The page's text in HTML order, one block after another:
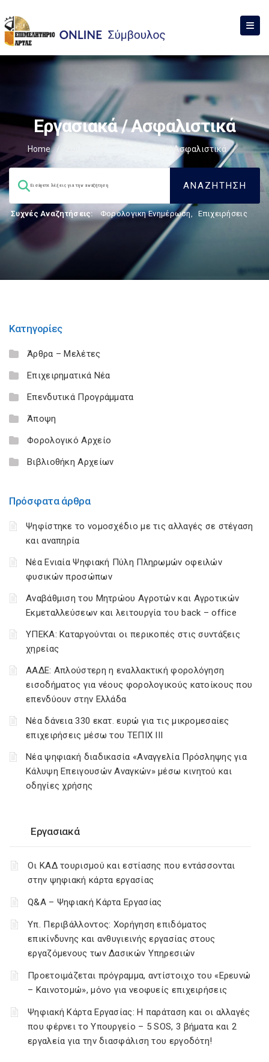
Εργασιακά / Ασφαλιστικά
Home / Εργασιακά / Ασφαλιστικά /
Συχνές Αναζητήσεις: Φορολογικη Ενημέρωση, Επιχειρήσεις
Κατηγορίες
Άρθρα – Μελέτες
Επιχειρηματικά Νέα
Επενδυτικά Προγράμματα
Άποψη
Φορολογικό Αρχείο
Βιβλιοθήκη Αρχείων
Πρόσφατα άρθρα
Ψηφίστηκε το νομοσχέδιο με τις αλλαγές σε στέγαση
και αναπηρία
Νέα Ενιαία Ψηφιακή Πύλη Πληρωμών οφειλών
φυσικών προσώπων
Αναβάθμιση του Μητρώου Αγροτών και Αγροτικών
Εκμεταλλεύσεων και λειτουργία του back – office
ΥΠΕΚΑ: Καταργούνται οι περικοπές στις συντάξεις
χηρείας
ΑΑΔΕ: Απλούστερη η εναλλακτική φορολόγηση
εισοδήματος για νέους φορολογικούς κατοίκους που
επενδύουν στην Ελλάδα
Νέα δάνεια 330 εκατ. ευρώ για τις μικρομεσαίες
επιχειρήσεις μέσω του ΤΕΠΙΧ ΙΙΙ
Νέα ψηφιακή διαδικασία «Αναγγελία Πρόσληψης για
Κάλυψη Επειγουσών Αναγκών» μέσω κινητού και
οδηγίες χρήσης
Εργασιακά
Οι ΚΑΔ τουρισμού και εστίασης που εντάσσονται
στην ψηφιακή κάρτα εργασίας
Q&A – Ψηφιακή Κάρτα Εργασίας
Υπ. Περιβάλλοντος: Χορήγηση επιδόματος
επικίνδυνης και ανθυγιεινής εργασίας στους
εργαζόμενους των Δασικών Υπηρεσιών
Προετοιμάζεται πρόγραμμα, αντίστοιχο του «Ερευνώ
– Καινοτομώ», μόνο για νεοφυείς επιχειρήσεις
Ψηφιακή Κάρτα Εργασίας: Η παράταση και οι αλλαγές
που φέρνει το Υπουργείο – 5 SOS, 3 βήματα και 2
εργαλεία για την διασφάλιση του εργοδότη!